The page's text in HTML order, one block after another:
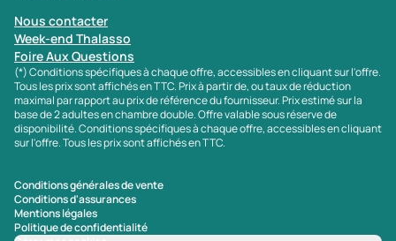
Nous contacter
Week-end Thalasso
Foire Aux Questions
(*) Conditions spécifiques à chaque offre, accessibles en cliquant sur l'offre.
Tous les prix sont affichés en TTC. Prix à partir de, ou taux de réduction
maximal par rapport au prix de référence du fournisseur. Prix estimé sur la
base de 2 adultes en chambre double. Offre valable sous réserve de
disponibilité. Conditions spécifiques à chaque offre, accessibles en cliquant
sur l'offre. Tous les prix sont affichés en TTC.
Conditions générales de vente
Conditions d'assurances
Mentions légales
Politique de confidentialité